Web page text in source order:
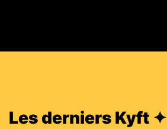
Les derniers Kyft ✦